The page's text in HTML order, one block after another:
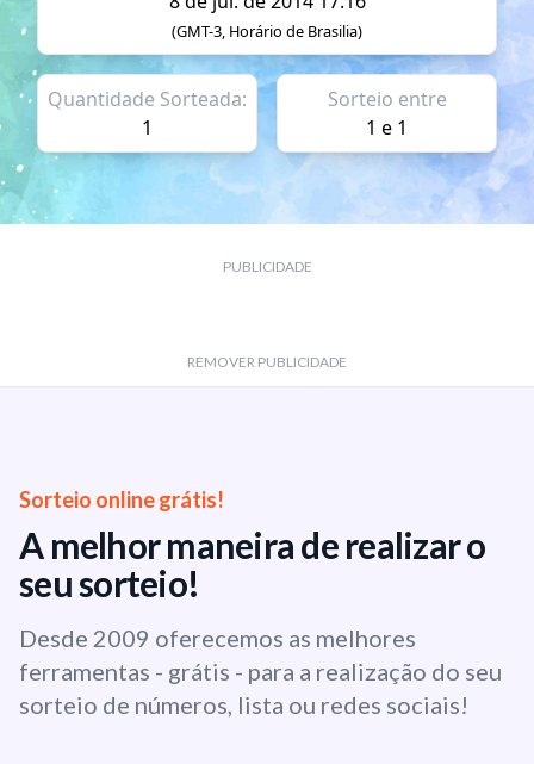
(GMT-3, Horário de Brasilia)
Quantidade Sorteada:
1
Sorteio entre
1 e 1
PUBLICIDADE
REMOVER PUBLICIDADE
Sorteio online grátis!
A melhor maneira de realizar o
seu sorteio!
Desde 2009 oferecemos as melhores
ferramentas - grátis - para a realização do seu
sorteio de números, lista ou redes sociais!